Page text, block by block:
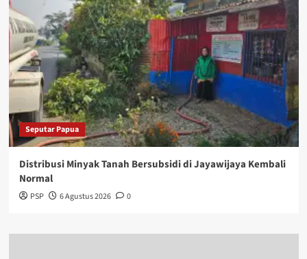
Seputar Papua
Distribusi Minyak Tanah Bersubsidi di Jayawijaya Kembali
Normal
PSP 6 Agustus 2026 0